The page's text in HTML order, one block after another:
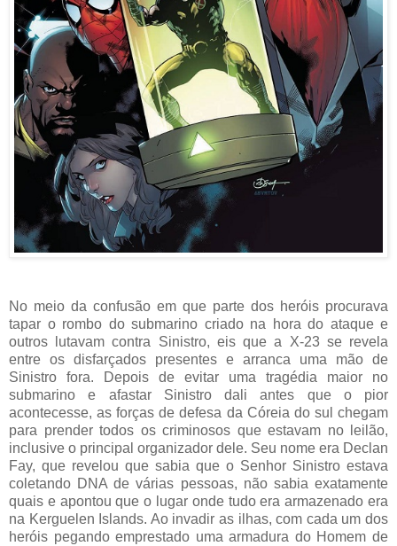
No meio da confusão em que parte dos heróis procurava
tapar o rombo do submarino criado na hora do ataque e
outros lutavam contra Sinistro, eis que a X-23 se revela
entre os disfarçados presentes e arranca uma mão de
Sinistro fora. Depois de evitar uma tragédia maior no
submarino e afastar Sinistro dali antes que o pior
acontecesse, as forças de defesa da Córeia do sul chegam
para prender todos os criminosos que estavam no leilão,
inclusive o principal organizador dele. Seu nome era Declan
Fay, que revelou que sabia que o Senhor Sinistro estava
coletando DNA de várias pessoas, não sabia exatamente
quais e apontou que o lugar onde tudo era armazenado era
na Kerguelen Islands. Ao invadir as ilhas, com cada um dos
heróis pegando emprestado uma armadura do Homem de